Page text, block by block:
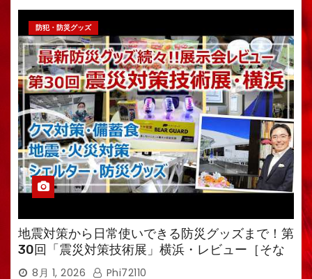
防犯・防災グッズ
地震対策から日常使いできる防災グッズまで！第
30回「震災対策技術展」横浜・レビュー［そな
えるTV・高荷智也］
8月 1, 2026 Phi72110